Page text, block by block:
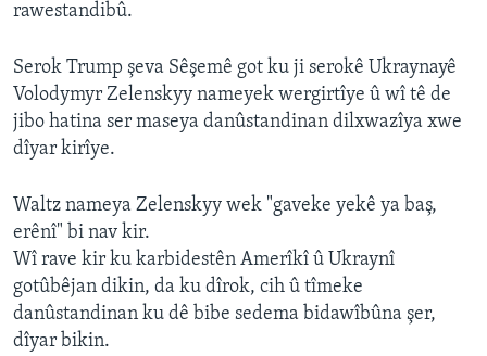
rawestandibû.
Serok Trump şeva Sêşemê got ku ji serokê Ukraynayê
Volodymyr Zelenskyy nameyek wergirtîye û wî tê de
jibo hatina ser maseya danûstandinan dilxwazîya xwe
dîyar kirîye.
Waltz nameya Zelenskyy wek "gaveke yekê ya baş,
erênî" bi nav kir.
Wî rave kir ku karbidestên Amerîkî û Ukraynî
gotûbêjan dikin, da ku dîrok, cih û tîmeke
danûstandinan ku dê bibe sedema bidawîbûna şer,
dîyar bikin.